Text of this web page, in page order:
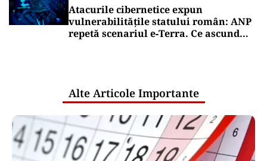
Atacurile cibernetice expun
vulnerabilitățile statului român: ANP
repetă scenariul e‑Terra. Ce ascund
Alte Articole Importante